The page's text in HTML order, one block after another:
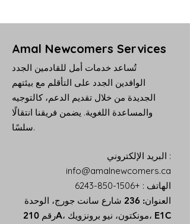
Amal Newcomers Services
تُساعد خدمات أمل للقادمين الجدد
الوافدين الجدد على التأقلم مع بيئتهم
الجديدة من خلال تقديم الدعم، كالتوجيه
والمساعدة اللغوية. يضمن فريقنا انتقالًا
سلسًا.
البريد الإلكتروني :
info@amalnewcomers.ca
الهاتف :
+1506-850-6243
العنوان: 236 شارع سانت جورج، الوحدة
رقم 210A، مونكتون، نيو برونزويك، E1C